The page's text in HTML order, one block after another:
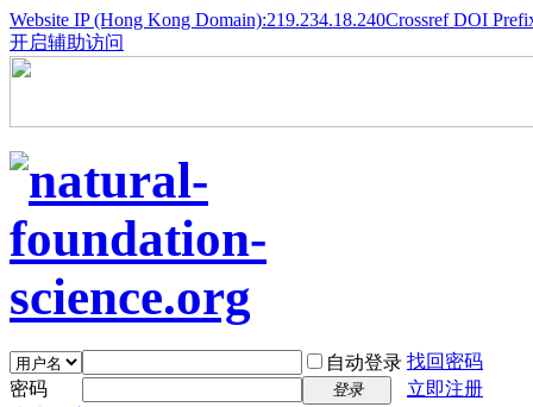
Website IP (Hong Kong Domain):219.234.18.240Crossref DOI
开启辅助访问
自动登录 找回密码
密码
登录
立即注册